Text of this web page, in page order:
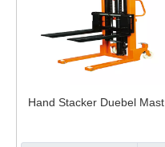
Hand Stacker Duebel Mast